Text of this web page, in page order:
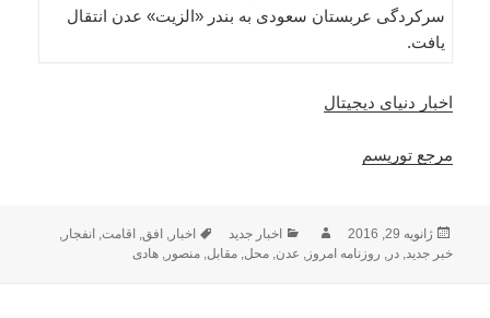
سرکردگی عربستان سعودی به بندر «الزیت» عدن انتقال
یافت.
اخبار دنیای دیجیتال
مرجع توریسم
ارسال
شده
ژانویه 29, 2016 نویسندهدسته‌ها
اخبار جدید برچسب‌ها
اخبار, افق, اقامت, انفجار,
خبر جدید,در, روزنامه امروز, عدن,محل,مقابل,منصور,هادی